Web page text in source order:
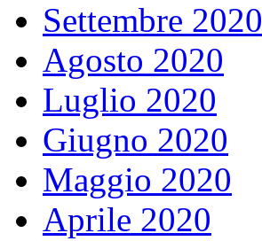
Settembre 2020
Agosto 2020
Luglio 2020
Giugno 2020
Maggio 2020
Aprile 2020